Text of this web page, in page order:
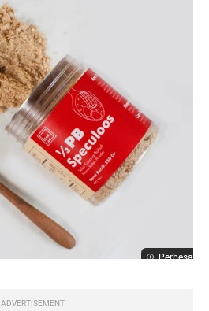
Perbesar
ADVERTISEMENT